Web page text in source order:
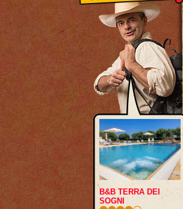
B&B TERRA DEI
SOGNI